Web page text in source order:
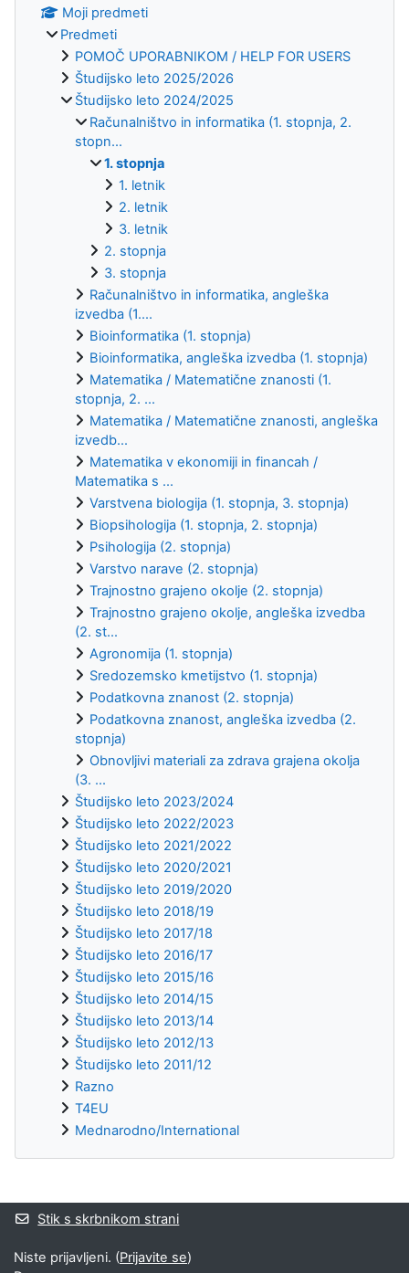
Moji predmeti
Predmeti
POMOČ UPORABNIKOM / HELP FOR USERS
Študijsko leto 2025/2026
Študijsko leto 2024/2025
Računalništvo in informatika (1. stopnja, 2.
stopn...
1. stopnja
1. letnik
2. letnik
3. letnik
2. stopnja
3. stopnja
Računalništvo in informatika, angleška
izvedba (1....
Bioinformatika (1. stopnja)
Bioinformatika, angleška izvedba (1. stopnja)
Matematika / Matematične znanosti (1.
stopnja, 2. ...
Matematika / Matematične znanosti, angleška
izvedb...
Matematika v ekonomiji in financah /
Matematika s ...
Varstvena biologija (1. stopnja, 3. stopnja)
Biopsihologija (1. stopnja, 2. stopnja)
Psihologija (2. stopnja)
Varstvo narave (2. stopnja)
Trajnostno grajeno okolje (2. stopnja)
Trajnostno grajeno okolje, angleška izvedba
(2. st...
Agronomija (1. stopnja)
Sredozemsko kmetijstvo (1. stopnja)
Podatkovna znanost (2. stopnja)
Podatkovna znanost, angleška izvedba (2.
stopnja)
Obnovljivi materiali za zdrava grajena okolja
(3. ...
Študijsko leto 2023/2024
Študijsko leto 2022/2023
Študijsko leto 2021/2022
Študijsko leto 2020/2021
Študijsko leto 2019/2020
Študijsko leto 2018/19
Študijsko leto 2017/18
Študijsko leto 2016/17
Študijsko leto 2015/16
Študijsko leto 2014/15
Študijsko leto 2013/14
Študijsko leto 2012/13
Študijsko leto 2011/12
Razno
T4EU
Mednarodno/International
Supplementary blocks
Stik s skrbnikom strani
Niste prijavljeni. (Prijavite se)